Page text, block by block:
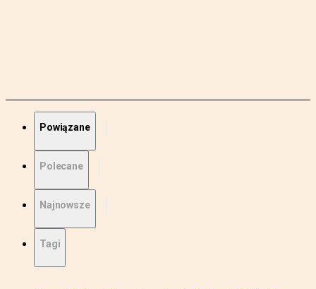
Powiązane
Polecane
Najnowsze
Tagi